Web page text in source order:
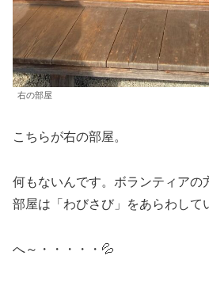
右の部屋
こちらが右の部屋。
何もないんです。ボランティアの
部屋は「わびさび」をあらわして
へ～・・・・・💦